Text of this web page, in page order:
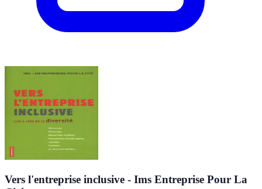
Vers l'entreprise inclusive - Ims Entreprise Pour La